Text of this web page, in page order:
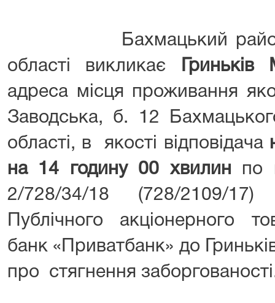
Бахмацький районний
області викликає
адреса місця проживання
Заводська, б. 12
області, в якості відповідача
на 14 годину 00 хвилин
по
2/728/34/18 (728/2109/
Публічного акціонерного
банк «Приватбанк» до
про стягнення